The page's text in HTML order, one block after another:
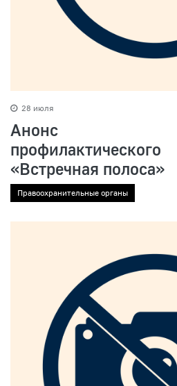
28 июля
Анонс
«Встречная полоса»
Правоохранительные органы